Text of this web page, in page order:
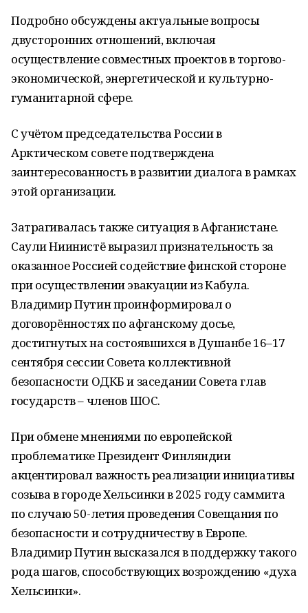
Подробно обсуждены актуальные вопросы
двусторонних отношений, включая
осуществление совместных проектов в торгово-
экономической, энергетической и культурно-
гуманитарной сфере.
С учётом председательства России в
Арктическом совете подтверждена
заинтересованность в развитии диалога в рамках
этой организации.
Затрагивалась также ситуация в Афганистане.
Саули Ниинистё выразил признательность за
оказанное Россией содействие финской стороне
при осуществлении эвакуации из Кабула.
Владимир Путин проинформировал о
договорённостях по афганскому досье,
достигнутых на состоявшихся в Душанбе 16–17
сентября сессии Совета коллективной
безопасности ОДКБ и заседании Совета глав
государств – членов ШОС.
При обмене мнениями по европейской
проблематике Президент Финляндии
акцентировал важность реализации инициативы
созыва в городе Хельсинки в 2025 году саммита
по случаю 50-летия проведения Совещания по
безопасности и сотрудничеству в Европе.
Владимир Путин высказался в поддержку такого
рода шагов, способствующих возрождению «духа
Хельсинки».